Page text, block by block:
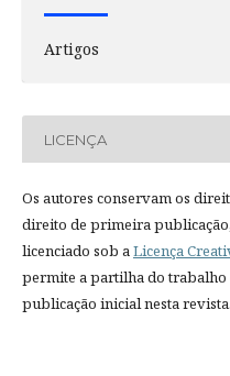
Artigos
LICENÇA
Os autores conservam os
direito de primeira
licenciado sob aLicença
permite a partilha do trabalho
publicação inicial nesta revista.